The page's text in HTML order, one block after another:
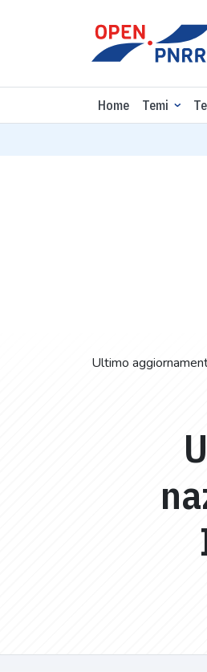
Home Temi
Ultimo